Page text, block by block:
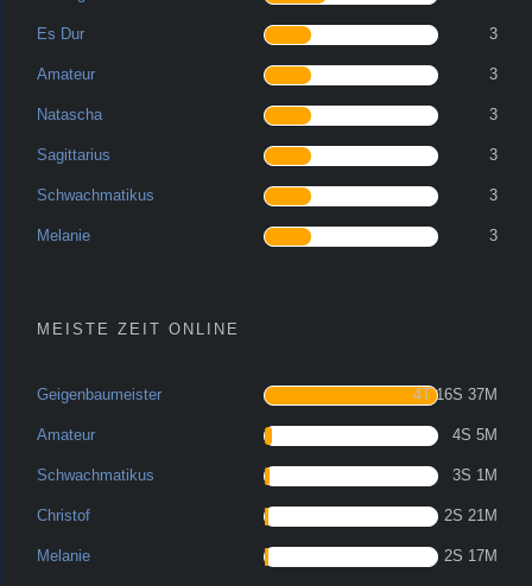
Es Dur 3
Amateur 3
Natascha 3
Sagittarius 3
Schwachmatikus 3
Melanie 3
MEISTE ZEIT ONLINE
Geigenbaumeister 4T 16S 37M
Amateur 4S 5M
Schwachmatikus 3S 1M
Christof 2S 21M
Melanie 2S 17M